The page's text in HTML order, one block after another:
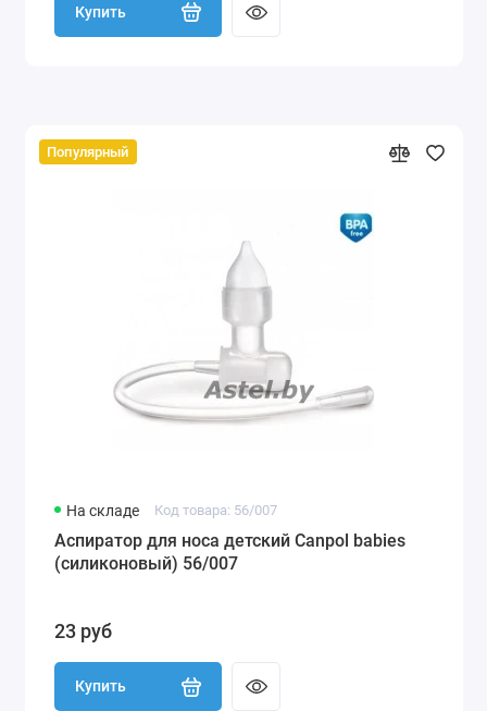
Купить
Популярный
На складе Код товара: 56/007
Аспиратор для носа детский Canpol babies
(силиконовый) 56/007
23 руб
Купить